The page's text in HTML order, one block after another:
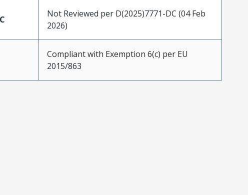
Not Reviewed per D(2025)7771-DC (04 Feb
2026)
Compliant with Exemption 6(c) per EU
2015/863